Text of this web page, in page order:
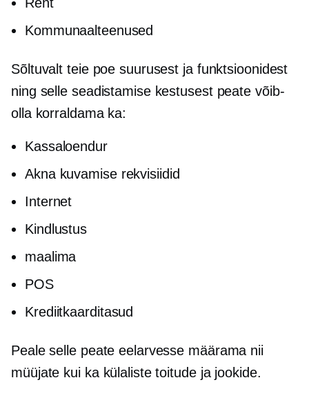
Kommunaalteenused
Sõltuvalt teie poe suurusest ja funktsioonidest
ning selle seadistamise kestusest peate võib-
olla korraldama ka:
Kassaloendur
Akna kuvamise rekvisiidid
Internet
Kindlustus
maalima
POS
Krediitkaarditasud
Peale selle peate eelarvesse määrama nii
müüjate kui ka külaliste toitude ja jookide.